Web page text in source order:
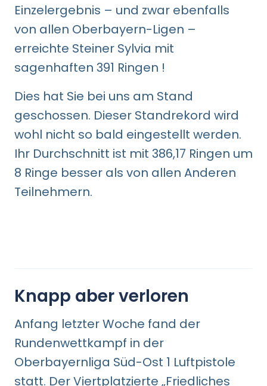
Einzelergebnis – und zwar ebenfalls
von allen Oberbayern-Ligen –
erreichte Steiner Sylvia mit
sagenhaften 391 Ringen !
Dies hat Sie bei uns am Stand
geschossen. Dieser Standrekord wird
wohl nicht so bald eingestellt werden.
Ihr Durchschnitt ist mit 386,17 Ringen um
8 Ringe besser als von allen Anderen
Teilnehmern.
Knapp aber verloren
Anfang letzter Woche fand der
Rundenwettkampf in der
Oberbayernliga Süd-Ost 1 Luftpistole
statt. Der Viertplatzierte „Friedliches